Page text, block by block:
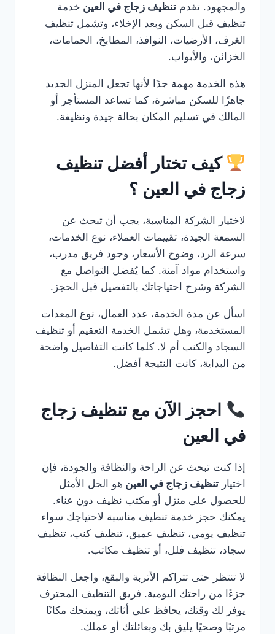
والمجهود. تقدم تنظيف زجاج في العين خدمة
تنظيف قبل السكن وبعد الإخلاء، وتشمل تنظيف
الغرف، الأرضيات، النوافذ، المطابخ، الحمامات،
الخزائن، والأبواب.
هذه الخدمة مهمة جدًا لأنها تجعل المنزل الجديد
جاهزًا للسكن مباشرة، كما تساعد المستأجر أو
المالك في تسليم المكان بحالة جيدة ونظيفة.
كيف تختار أفضل تنظيف
زجاج في العين ؟
لاختيار الشركة المناسبة، يجب أن تبحث عن
السمعة الجيدة، تقييمات العملاء، نوع الخدمات،
سرعة الرد، وضوح الأسعار، وجود فريق مدرب،
واستخدام مواد آمنة. كما يُفضل التواصل مع
الشركة وشرح احتياجاتك بالتفصيل قبل الحجز.
اسأل عن مدة الخدمة، عدد العمال، نوع المعدات
المستخدمة، وهل تشمل الخدمة التعقيم أو تنظيف
السجاد والكنب أم لا. كلما كانت التفاصيل واضحة
من البداية، كانت النتيجة أفضل.
احجز الآن مع تنظيف زجاج
في العين
إذا كنت تبحث عن الراحة والنظافة والجودة، فإن
اختيار تنظيف زجاج في العين هو الحل الأمثل
للحصول على منزل أو مكتب نظيف دون عناء.
يمكنك حجز خدمة تنظيف مناسبة لاحتياجك سواء
تنظيف يومي، تنظيف عميق، تنظيف كنب، تنظيف
سجاد، تنظيف فلل، أو تنظيف مكاتب.
لا تنتظر حتى تتراكم الأتربة والبقع، واجعل النظافة
جزءًا من راحتك اليومية. فريق التنظيف المحترف
يوفر لك وقتك، يحافظ على أثاثك، ويمنحك مكانًا
مرتبًا وصحيًا يليق بك وبعائلتك أو عملك.